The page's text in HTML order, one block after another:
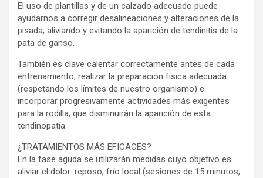
El uso de plantillas y de un calzado adecuado puede
ayudarnos a corregir desalineaciones y alteraciones de la
pisada, aliviando y evitando la aparición de tendinitis de la
pata de ganso.
También es clave calentar correctamente antes de cada
entrenamiento, realizar la preparación física adecuada
(respetando los límites de nuestro organismo) e
incorporar progresivamente actividades más exigentes
para la rodilla, que disminuirán la aparición de esta
tendinopatía.
¿TRATAMIENTOS MÁS EFICACES?
En la fase aguda se utilizarán medidas cuyo objetivo es
aliviar el dolor: reposo, frío local (sesiones de 15 minutos,